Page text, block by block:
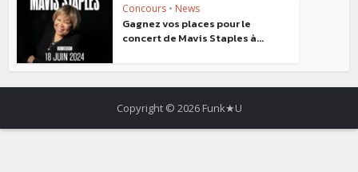
Concours • News
Gagnez vos places pour le
concert de Mavis Staples à...
Copyright © 2026 Funk★U